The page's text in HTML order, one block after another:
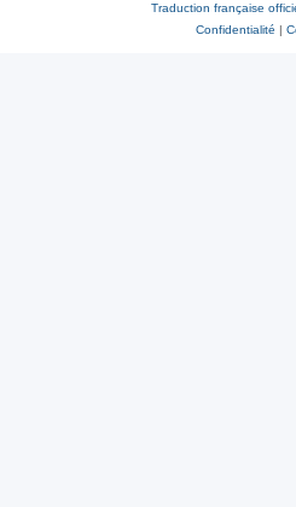
Traduction française
Confidentialité |